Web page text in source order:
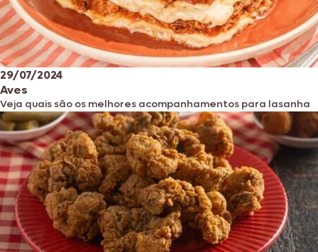
29/07/2024
Aves
Veja quais são os melhores acompanhamentos para lasanha